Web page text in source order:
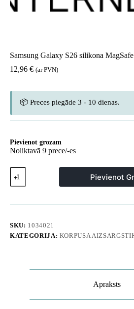
Samsung Galaxy S26 silikona
12,96 € (ar PVN)
📦 Preces piegāde 3 - 10 dienas.
Pievienot grozam
Noliktavā 9 prece/-es
Samsung
Galaxy
S26
MagSafe
rozā
daudzums
Pievienot
SKU: 1034021
KATEGORIJA: KORPUSA
Apraksts